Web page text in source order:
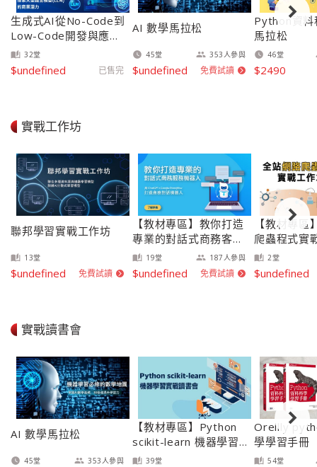
生成式AI從No-Code到
Low-Code開發與應用
四部曲
auto_stories 32堂
$undefined 已售完
AI 數學馬拉松
watch_later 45堂 group 353 人參與
$undefined 免費試讀 arrow_forward_ios
Python資料
馬拉松
watch_later 46堂
$2490
實戰工作坊
聯邦學習實戰工作坊
auto_stories 13堂
$undefined 免費試讀 arrow_forward_ios
【教材專區】教你打造
專業的對話式商務客服
機器人
auto_stories 19堂 group 187 人參與
$undefined 免費試讀 arrow_forward_ios
【教材專區
爬蟲程式實
auto_stories 2堂
$undefined
實戰讀書會
AI 數學馬拉松
watch_later 45堂 group 353 人參與
【教材專區】Python
scikit-learn 機器學習
實戰
auto_stories 39堂
Oreilly
學學習手冊
auto_stories 54堂